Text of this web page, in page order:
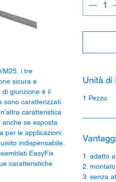
M25, i tre
sicura e
di giunzione è il
sono caratterizzati
caratteristica
se esposta
per le applicazioni
indispensabile.
EasyFix
caratteristiche
Unità di
1 Pezzo
1. adatto
2.
3. senza